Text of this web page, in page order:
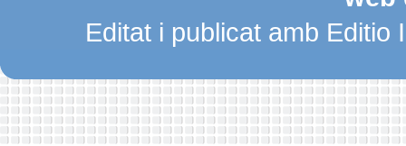
Editat i publicat amb Editio